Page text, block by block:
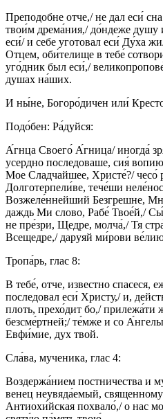
Преподобне отче,/ не дал еси́
твои́м дрема́ния,/ до́ндеже душу
еси́/ и себе уготовал еси́ Ду́ха
Отцем, оби́телище в тебе́
уго́дник был еси́,/
душах на́ших.
И ны́не, Богоро́дичен или́
Подо́бен: Ра́дуйся:
А́гнца Своего́ А́гница/ иногда́
усердно последоваше, сия́
Мое Сладчайшее, Христе́?/ чесо́
Долготерпели́ве, тече́ши
Возжеле́ннейший Безгрешне,
даждь Ми слово, Рабе́ Твое́й,/
не пре́зри, Щедре, молча́,/ Тя
Всещедре,/ даруяй ми́рови
Тропа́рь, глас 8:
В тебе́, отче, известно спасеся,
последовал еси́ Христу,/ и,
плоть, прехо́дит бо,/
безсме́ртней;/ те́мже и со
Евфи́мие, дух твой.
Сла́ва, мученика, глас 4:
Воздержа́нием постничества и
венец неувяда́емый,
Антиохи́йская похвало́,/ о нас